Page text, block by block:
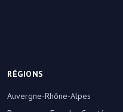
RÉGIONS
Auvergne-Rhône-Alpes